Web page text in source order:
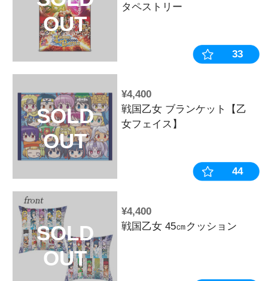
SOLD
OUT
¥8,800
「海物語」×
ン萌ーるVer.